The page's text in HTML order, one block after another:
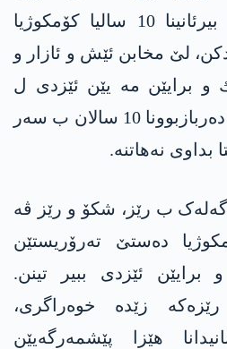
تەڤی کو ئەم ئیسال بیرئانینا 10 سالیا کۆمکوژیا
لێ مخابن ئێش و ئازار و
و برایێن مە یێن ئێزدی ل
دەڤەرا شنگالێ پشتی دەربازبوونا 10 سالان ب سەر
نەهاتنە.
ب رێز، شکۆ و رێز ڤە
دەستێ ته‌رۆریستێن
ئێزدی ببیر تینن.
زێدە خوەراگری،
هێزا پێشمەرگەیێن